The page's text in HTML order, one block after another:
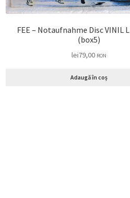
FEE – Notaufnahme Disc VINIL LP VG VG+
(box5)
lei79,00 RON
Adaugă în coș